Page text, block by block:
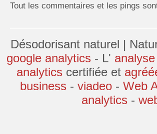
Tout les commentaires et les pings
Désodorisant naturel |
google analytics - L'
analytics certifiée et
business - viadeo- Web
analytics -